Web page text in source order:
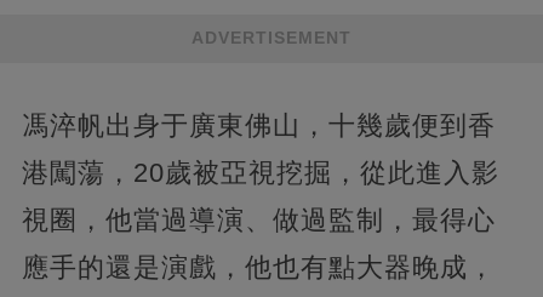
ADVERTISEMENT
馮淬帆出身于廣東佛山，十幾歲便到香
港闖蕩，20歲被亞視挖掘，從此進入影
視圈，他當過導演、做過監制，最得心
應手的還是演戲，他也有點大器晚成，